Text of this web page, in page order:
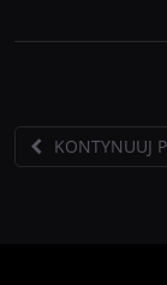
KONTYNUUJ